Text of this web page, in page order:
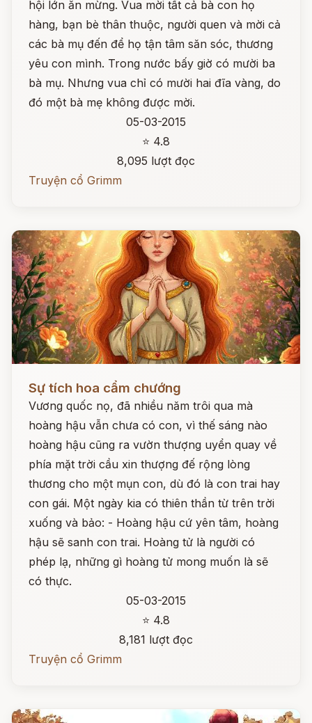
hội lớn ăn mừng. Vua mời tất cả bà con họ
hàng, bạn bè thân thuộc, người quen và mời cả
các bà mụ đến để họ tận tâm săn sóc, thương
yêu con mình. Trong nước bấy giờ có mười ba
bà mụ. Nhưng vua chỉ có mười hai đĩa vàng, do
đó một bà mẹ không được mời.
05-03-2015
⭐ 4.8
8,095 lượt đọc
Truyện cổ Grimm
Sự tích hoa cẩm chướng
Vương quốc nọ, đã nhiều năm trôi qua mà
hoàng hậu vẫn chưa có con, vì thế sáng nào
hoàng hậu cũng ra vườn thượng uyển quay về
phía mặt trời cầu xin thượng đế rộng lòng
thương cho một mụn con, dù đó là con trai hay
con gái. Một ngày kia có thiên thần từ trên trời
xuống và bảo: - Hoàng hậu cứ yên tâm, hoàng
hậu sẽ sanh con trai. Hoàng tử là người có
phép lạ, những gì hoàng tử mong muốn là sẽ
có thực.
05-03-2015
⭐ 4.8
8,181 lượt đọc
Truyện cổ Grimm